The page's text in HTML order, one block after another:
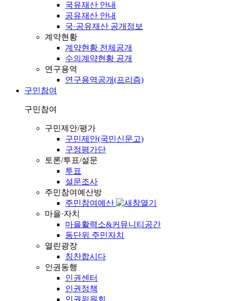
국유재산 안내
공유재산 안내
국·공유재산 공개정보
계약현황
계약현황 전체공개
수의계약현황 공개
연구용역
연구용역공개(프리즘)
구민참여
구민참여
구민제안/평가
구민제안(국민신문고)
구정평가단
토론/투표/설문
투표
설문조사
주민참여예산방
주민참여예산
마을·자치
마을활력소&커뮤니티공간
동단위 주민자치
열린광장
칭찬합시다
인권동행
인권센터
인권정책
인권위원회